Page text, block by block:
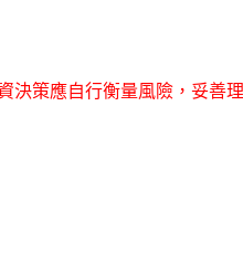
決策應自行衡量風險，妥善